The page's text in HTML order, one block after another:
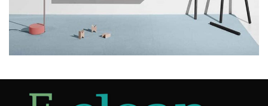
Suspendisse quam at vestibulum